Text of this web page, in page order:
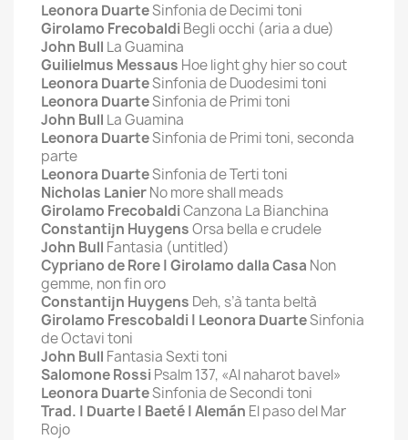
Leonora DuarteSinfonia de Decimi toni
Girolamo Frecobaldi Begli occhi (aria a due)
John Bull La Guamina
Guilielmus Messaus Hoe light ghy hier so cout
Leonora DuarteSinfonia de Duodesimi toni
Leonora DuarteSinfonia de Primi toni
John Bull La Guamina
Leonora DuarteSinfonia de Primi toni, seconda
parte
Leonora DuarteSinfonia de Terti toni
Nicholas LanierNo more shall meads
Girolamo FrecobaldiCanzona La Bianchina
Constantijn HuygensOrsa bella e crudele
John Bull Fantasia (untitled)
Cypriano de Rore | Girolamo dalla Casa Non
gemme, non fin oro
Constantijn Huygens Deh, s’à tanta beltà
Girolamo Frescobaldi | Leonora DuarteSinfonia
de Octavi toni
John Bull Fantasia Sexti toni
Salomone Rossi Psalm 137, «Al naharot bavel»
Leonora DuarteSinfonia de Secondi toni
Trad. | Duarte | Baeté | Alemán El paso del Mar
Rojo